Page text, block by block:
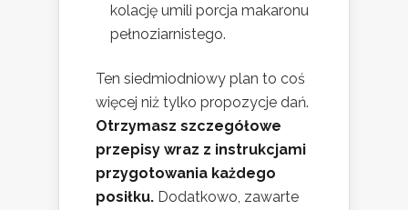
kolację umili porcja makaronu
pełnoziarnistego.
Ten siedmiodniowy plan to coś
więcej niż tylko propozycje dań.
Otrzymasz szczegółowe
przepisy wraz z instrukcjami
przygotowania każdego
posiłku. Dodatkowo, zawarte